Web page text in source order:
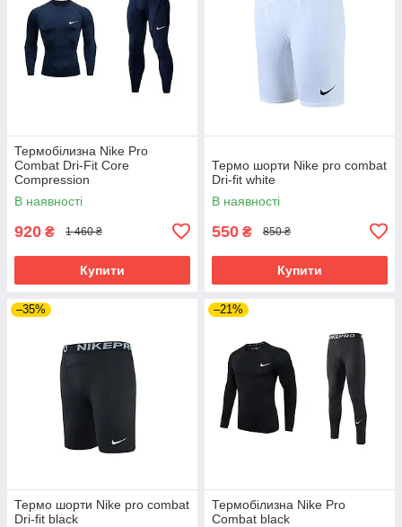
Термобілизна Nike Pro
Combat Dri-Fit Core
Compression
В наявності
920 ₴ 1 460 ₴
Купити
Термо шорти Nike pro combat
Dri-fit white
В наявності
550 ₴ 850 ₴
Купити
–35%
Термо шорти Nike pro combat
Dri-fit black
–21%
Термобілизна Nike Pro
Combat black